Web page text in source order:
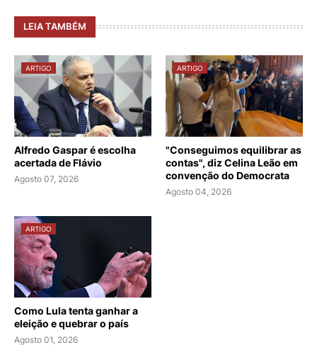
LEIA TAMBÉM
ARTIGO
Alfredo Gaspar é escolha
acertada de Flávio
Agosto 07, 2026
ARTIGO
"Conseguimos equilibrar as
contas", diz Celina Leão em
convenção do Democrata
Agosto 04, 2026
ARTIGO
Como Lula tenta ganhar a
eleição e quebrar o país
Agosto 01, 2026